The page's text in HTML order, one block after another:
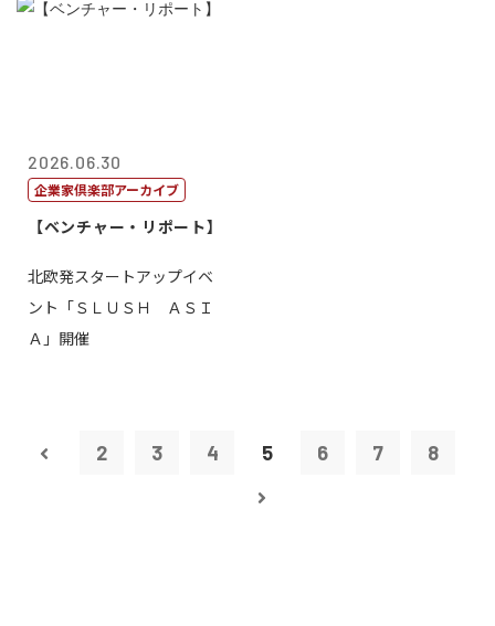
2026.06.30
企業家倶楽部アーカイブ
【ベンチャー・リポート】
北欧発スタートアップイベ
ント「ＳＬＵＳＨ ＡＳＩ
Ａ」開催
2 3 4 5 6 7 8